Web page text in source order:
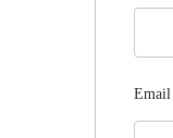
Email